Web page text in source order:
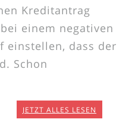
Kreditantrag
einem negativen
einstellen, dass der
Schon
JETZT ALLES LESEN